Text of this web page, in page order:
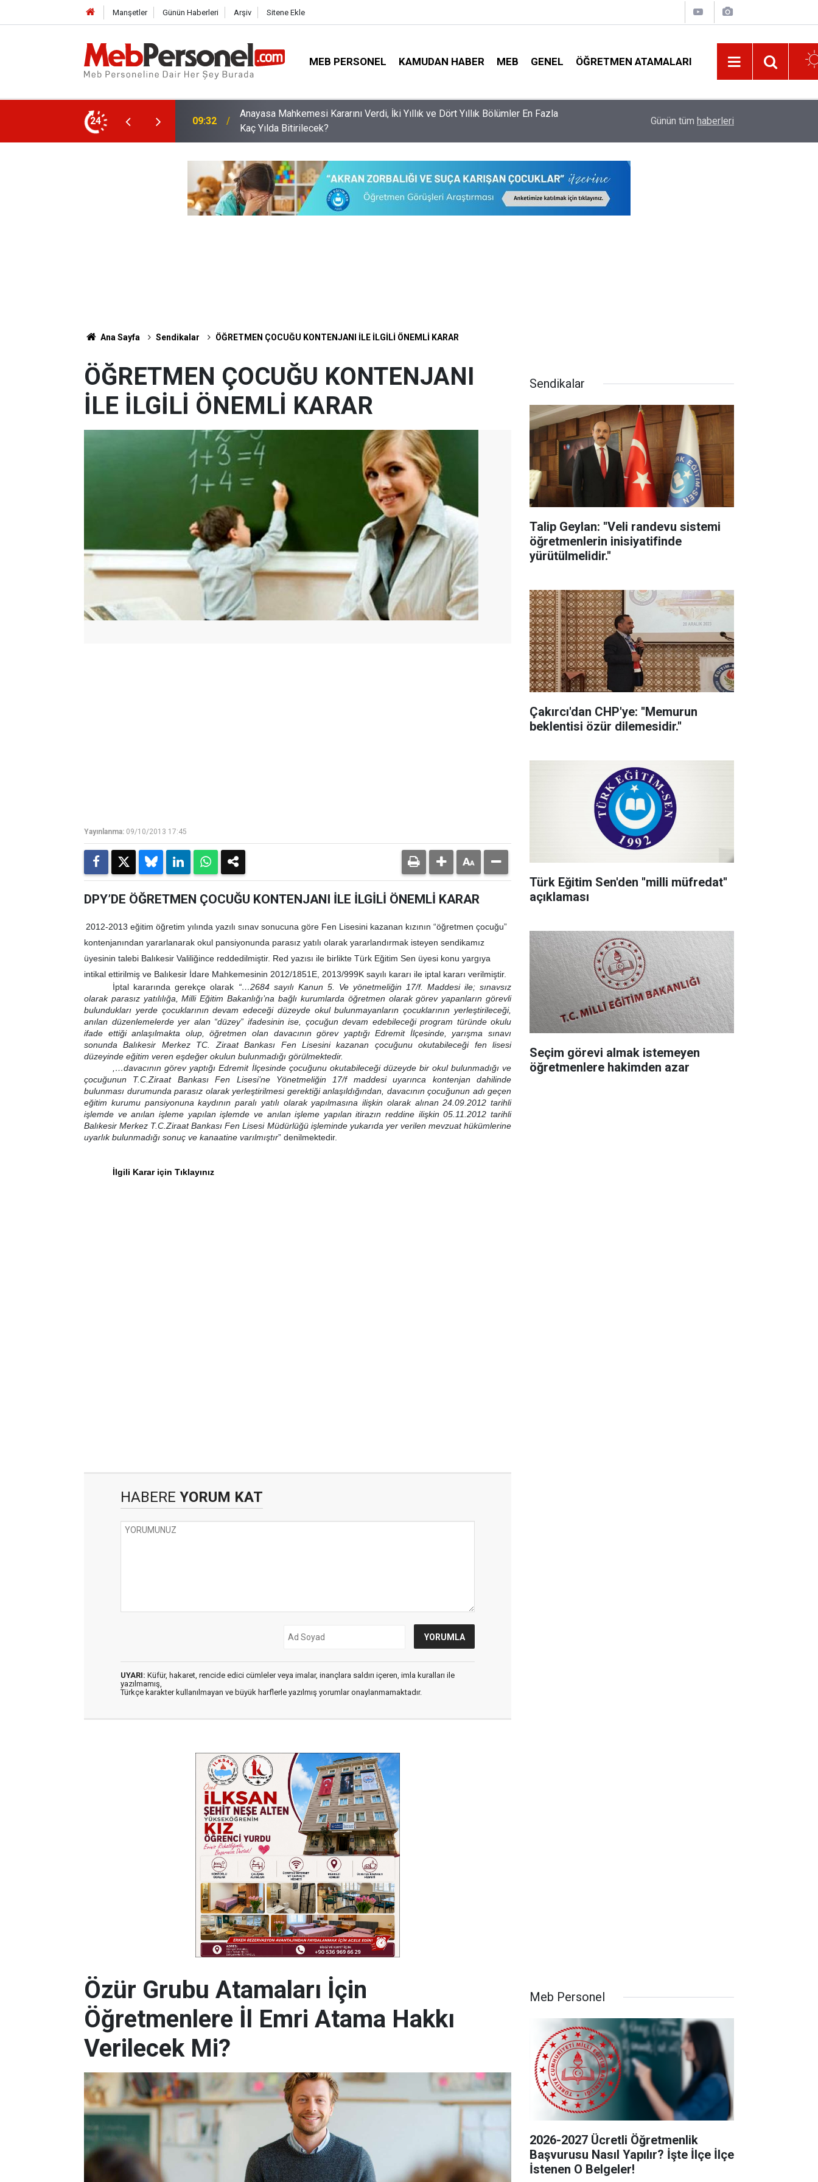
Manşetler Günün Haberleri Arşiv Sitene Ekle
MEB PERSONEL KAMUDAN HABER MEB GENEL ÖĞRETMEN ATAMALARI
24
İki Yıllık ve Dört Yıllık Bölümler En Fazla
09:01 MEB Takvimi Duyurdu: Yönetici Atamalarında Kritik Tarihler! İller Arasu Özür Grubu Öğretmen Atama Tercih
Günün tüm haberleri
Ana Sayfa Sendikalar ÖĞRETMEN ÇOCUĞU KONTENJANI İLE İLGİLİ ÖNEMLİ KARAR
ÖĞRETMEN ÇOCUĞU KONTENJANI
İLE İLGİLİ ÖNEMLİ KARAR
Yayınlanma: 09/10/2013 17:45
DPY’DE ÖĞRETMEN ÇOCUĞU KONTENJANI İLE İLGİLİ ÖNEMLİ KARAR
2012-2013 eğitim öğretim yılında yazılı sınav sonucuna göre Fen Lisesini kazanan kızının “öğretmen çocuğu”
kontenjanından yararlanarak okul pansiyonunda parasız yatılı olarak yararlandırmak isteyen sendikamız
üyesinin talebi Balıkesir Valiliğince reddedilmiştir. Red yazısı ile birlikte Türk Eğitim Sen üyesi konu yargıya
intikal ettirilmiş ve Balıkesir İdare Mahkemesinin 2012/1851E, 2013/999K sayılı kararı ile iptal kararı verilmiştir.
İptal kararında gerekçe olarak “…2684 sayılı Kanun 5. Ve yönetmeliğin 17/f. Maddesi ile; sınavsız
olarak parasız yatılılığa, Milli Eğitim Bakanlığı’na bağlı kurumlarda öğretmen olarak görev yapanların görevli
bulundukları yerde çocuklarının devam edeceği düzeyde okul bulunmayanların çocuklarının yerleştirileceği,
anılan düzenlemelerde yer alan “düzey” ifadesinin ise, çocuğun devam edebileceği program türünde okulu
ifade ettiği anlaşılmakta olup, öğretmen olan davacının görev yaptığı Edremit İlçesinde, yarışma sınavı
sonunda Balıkesir Merkez TC. Ziraat Bankası Fen Lisesini kazanan çocuğunu okutabileceği fen lisesi
düzeyinde eğitim veren eşdeğer okulun bulunmadığı görülmektedir.
,…davacının görev yaptığı Edremit İlçesinde çocuğunu okutabileceği düzeyde bir okul bulunmadığı ve
çocuğunun T.C.Ziraat Bankası Fen Lisesi’ne Yönetmeliğin 17/f maddesi uyarınca kontenjan dahilinde
bulunması durumunda parasız olarak yerleştirilmesi gerektiği anlaşıldığından, davacının çocuğunun adı geçen
eğitim kurumu pansiyonuna kaydının paralı yatılı olarak yapılmasına ilişkin olarak alınan 24.09.2012 tarihli
işlemde ve anılan işleme yapılan işlemde ve anılan işleme yapılan itirazın reddine ilişkin 05.11.2012 tarihli
Balıkesir Merkez T.C.Ziraat Bankası Fen Lisesi Müdürlüğü işleminde yukarıda yer verilen mevzuat hükümlerine
uyarlık bulunmadığı sonuç ve kanaatine varılmıştır” denilmektedir.
İlgili Karar için Tıklayınız
HABERE YORUM KAT
UYARI: Küfür, hakaret, rencide edici cümleler veya imalar, inançlara saldırı içeren, imla kuralları ile
yazılmamış,
Türkçe karakter kullanılmayan ve büyük harflerle yazılmış yorumlar onaylanmamaktadır.
Sendikalar
Talip Geylan: ''Veli randevu sistemi
öğretmenlerin inisiyatifinde
yürütülmelidir.''
Çakırcı'dan CHP'ye: ''Memurun
beklentisi özür dilemesidir.''
Türk Eğitim Sen'den ''milli müfredat''
açıklaması
Seçim görevi almak istemeyen
öğretmenlere hakimden azar
Özür Grubu Atamaları İçin
Öğretmenlere İl Emri Atama Hakkı
Verilecek Mi?
Meb Personel
2026-2027 Ücretli Öğretmenlik
Başvurusu Nasıl Yapılır? İşte İlçe İlçe
İstenen O Belgeler!